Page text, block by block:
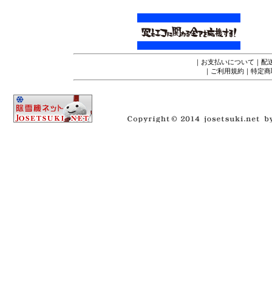
｜ お支払いについて ｜ 配
｜ ご利用規約 ｜ 特定